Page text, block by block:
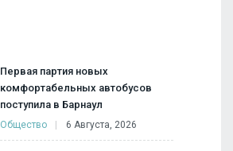
Первая партия новых
комфортабельных автобусов
поступила в Барнаул
Общество 6 Августа, 2026